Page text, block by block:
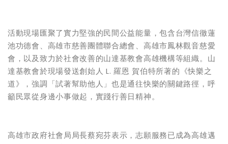
活動現場匯聚了實力堅強的民間公益能量，包含台灣信徹蓮
池功德會、高雄市慈善團體聯合總會、高雄市鳳林觀音慈愛
會，以及致力於社會改善的山達基教會高雄機構等組織。山
達基教會於現場發送創始人 L. 羅恩 賀伯特所著的《快樂之
道》，強調「試著幫助他人」也是通往快樂的關鍵路徑，呼
籲民眾從身邊小事做起，實踐行善日精神。
高雄市政府社會局局長蔡宛芬表示，志願服務已成為高雄邁